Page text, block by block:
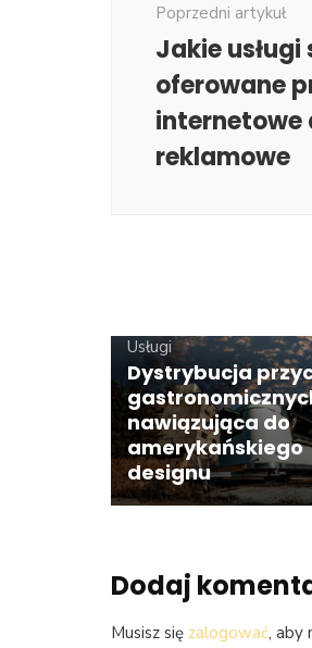
Poprzedni artykuł
Jakie usługi
oferowane
internetowe
reklamowe
Usługi
Dystrybucja
nawiązująca do
amerykańskiego
designu
Dodaj
Musisz się zalogować, aby